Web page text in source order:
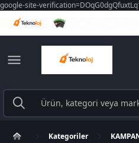
google-site-
Kategoriler